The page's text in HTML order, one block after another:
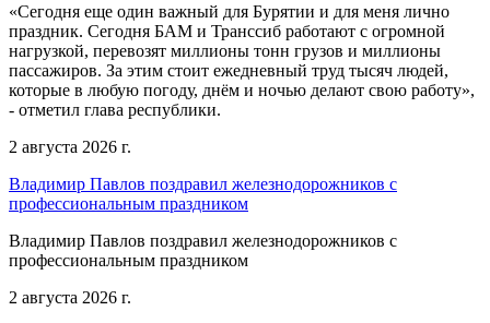
«Сегодня еще один важный для Бурятии и для меня лично
праздник. Сегодня БАМ и Транссиб работают с огромной
нагрузкой, перевозят миллионы тонн грузов и миллионы
пассажиров. За этим стоит ежедневный труд тысяч людей,
которые в любую погоду, днём и ночью делают свою работу»,
- отметил глава республики.
2 августа 2026 г.
Владимир Павлов поздравил железнодорожников с
профессиональным праздником
Владимир Павлов поздравил железнодорожников с
профессиональным праздником
2 августа 2026 г.